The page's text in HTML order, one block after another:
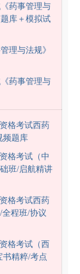
药事管理与
库＋模拟试
理与法规》
药事管理与
格考试西药
频题库
格考试（中
班/启航精讲
格考试西药
程班/协议
格考试（西
书精粹/考点